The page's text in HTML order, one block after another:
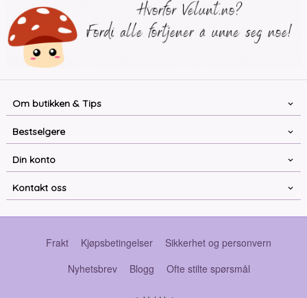
Om butikken & Tips
Bestselgere
Din konto
Kontakt oss
Frakt Kjøpsbetingelser
Sikkerhet og personvern
Nyhetsbrev
Blogg Ofte stilte spørsmål